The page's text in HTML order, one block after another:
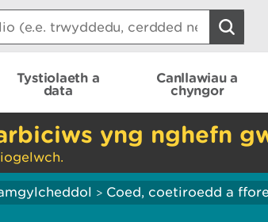
Tystiolaeth a
data
Canllawiau a
chyngor
yng nghefn
> Coed, coetiroedd a